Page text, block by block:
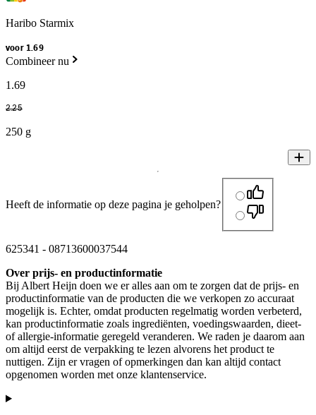
Haribo Starmix
voor 1.69
Combineer nu
1.69
2.25
250 g
Heeft de informatie op deze pagina je geholpen?
625341 - 08713600037544
Over prijs- en productinformatie
Bij Albert Heijn doen we er alles aan om te zorgen dat de prijs- en
productinformatie van de producten die we verkopen zo accuraat
mogelijk is. Echter, omdat producten regelmatig worden verbeterd,
kan productinformatie zoals ingrediënten, voedingswaarden, dieet-
of allergie-informatie geregeld veranderen. We raden je daarom aan
om altijd eerst de verpakking te lezen alvorens het product te
nuttigen. Zijn er vragen of opmerkingen dan kan altijd contact
opgenomen worden met onze klantenservice.